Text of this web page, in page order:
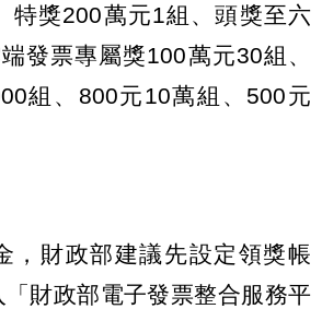
特獎200萬元1組、頭獎至六
發票專屬獎100萬元30組、
組、800元10萬組、500元
，財政部建議先設定領獎帳
「財政部電子發票整合服務平